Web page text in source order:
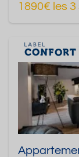
1890€ les